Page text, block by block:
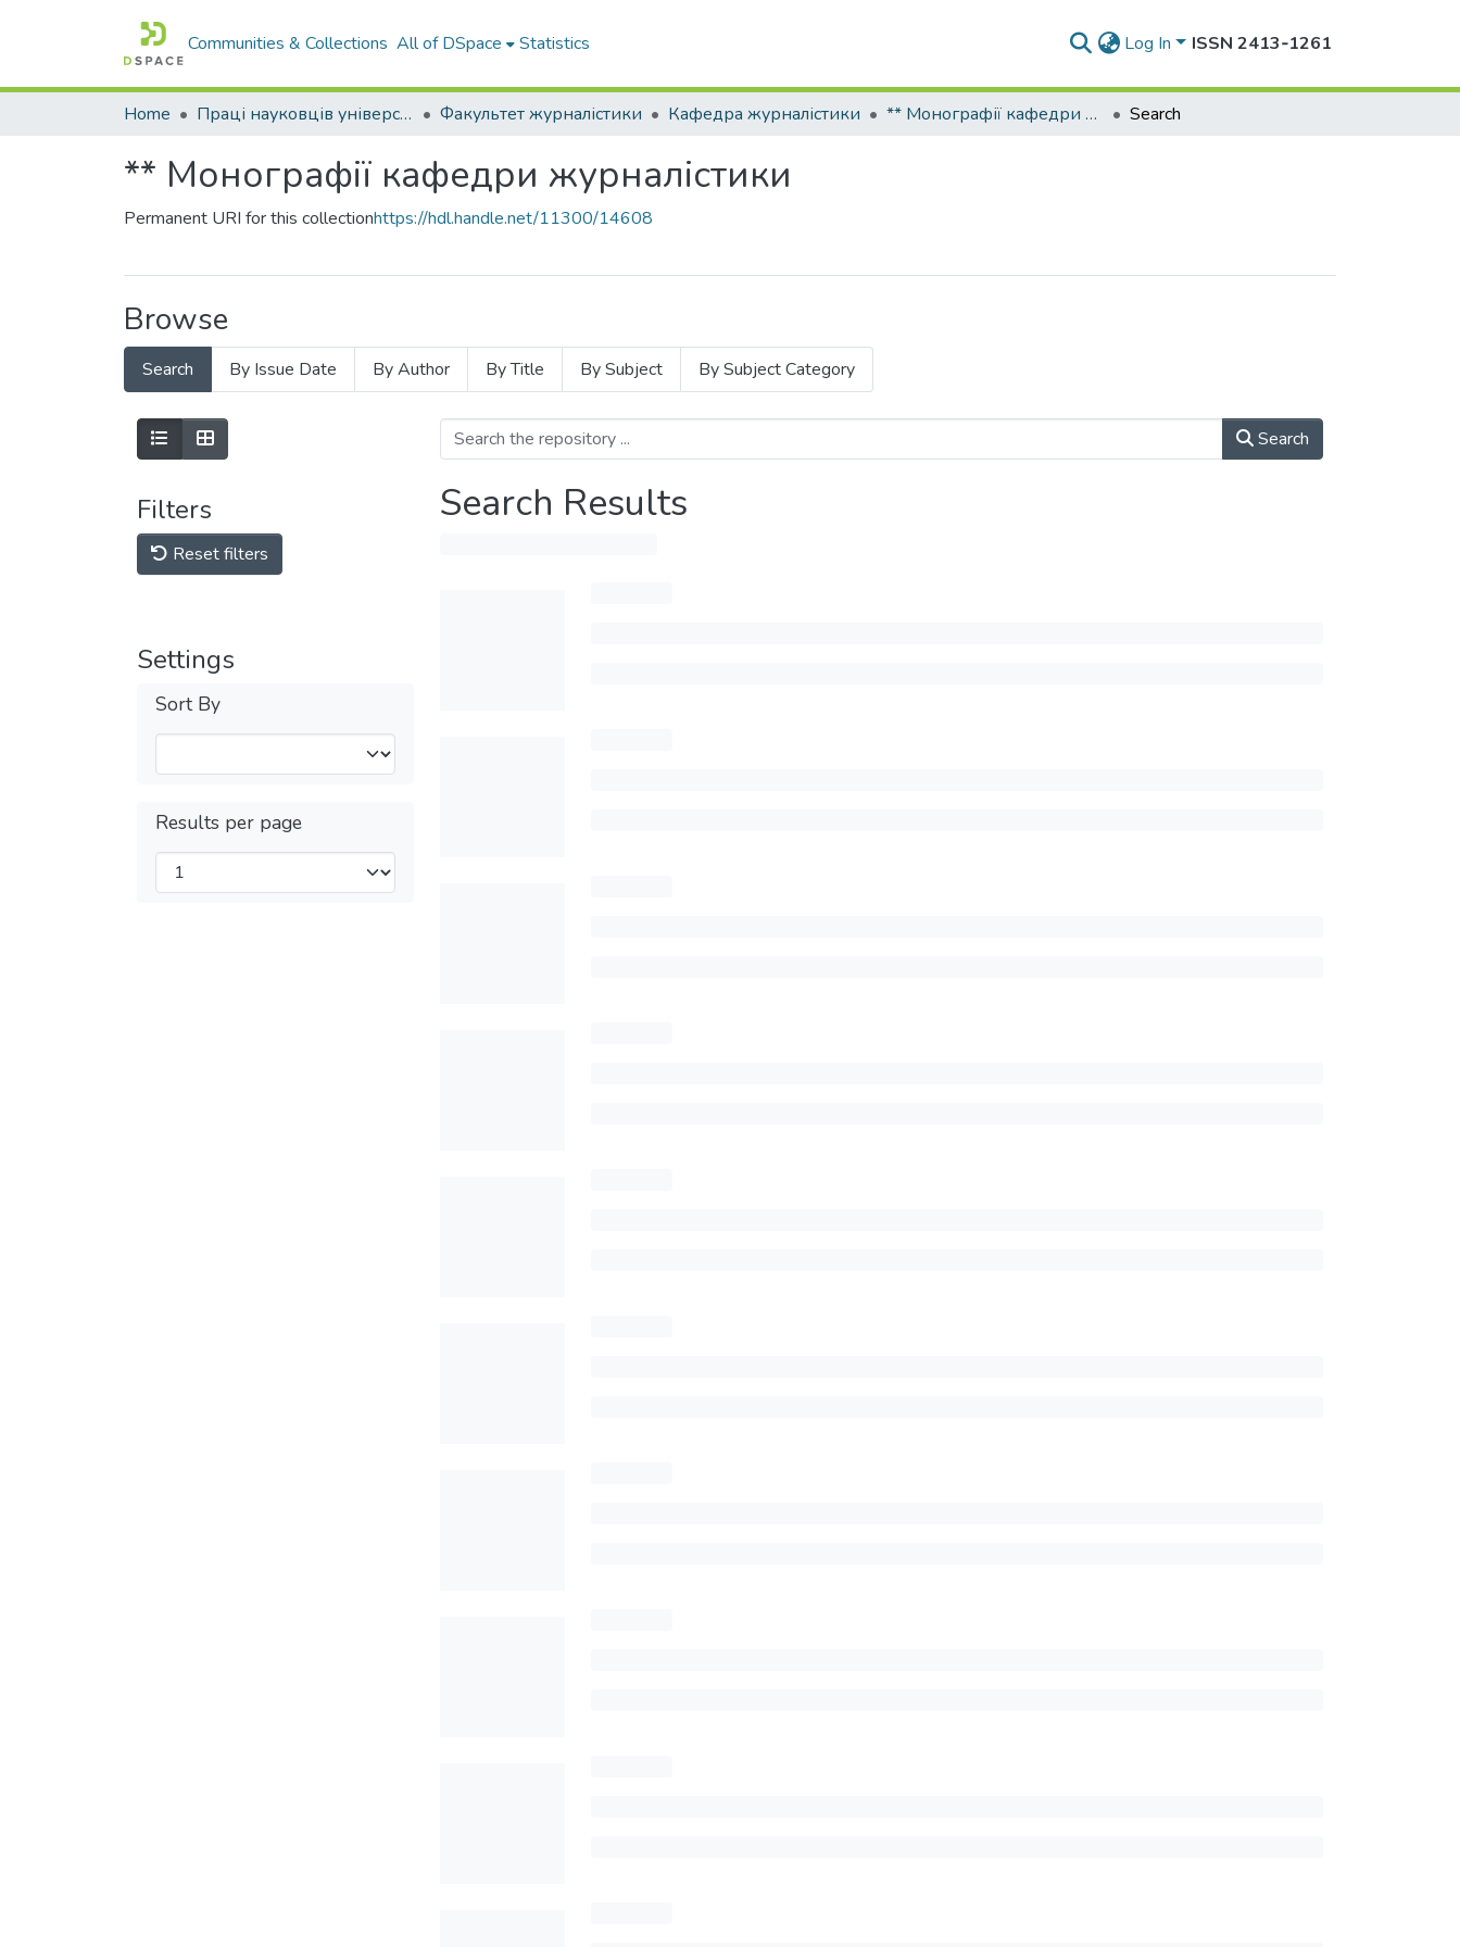
Communities & Collections All of DSpace Statistics Log In ISSN 2413‑1261
Home Праці науковців університету Факультет журналістики Кафедра журналістики ** Монографії кафедри журналістики Search
** Монографії кафедри журналістики
Permanent URI for this collectionhttps://hdl.handle.net/11300/14608
Browse
Search By Issue Date By Author By Title By Subject By Subject Category
Filters
Reset filters
Settings
Sort By
Results per page
Search
Search Results